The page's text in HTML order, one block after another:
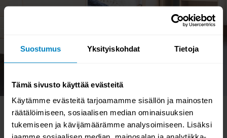
Suostumus Yksityiskohdat Tietoja
Tämä sivusto käyttää evästeitä
Käytämme evästeitä tarjoamamme sisällön ja mainosten
räätälöimiseen, sosiaalisen median ominaisuuksien
tukemiseen ja kävijämäärämme analysoimiseen. Lisäksi
Seniorikalusteiden tärkeimmät ominaisuudet
Seniorikalusteet tuovat apua arjen haasteisiin ikäihmisille ja muille